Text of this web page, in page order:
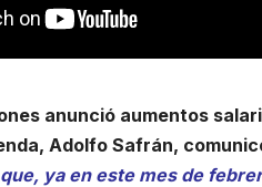
anunció aumentos
Adolfo Safrán,
ya en este mes de